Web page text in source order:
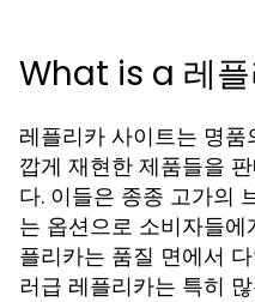
What is a 레플
레플리카 사이트는 명
깝게 재현한 제품들을
다. 이들은 종종 고가의
는 옵션으로 소비자들
플리카는 품질 면에서
러급 레플리카는 특히